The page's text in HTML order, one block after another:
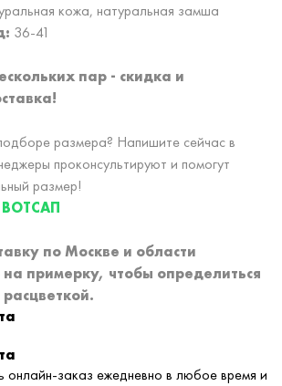
кожа, натуральная замша
36-41
пар - скидка и
размера? Напишите сейчас в
проконсультируют и помогут
размер!
по Москве и области
на примерку, чтобы определиться
заказ ежедневно в любое время и